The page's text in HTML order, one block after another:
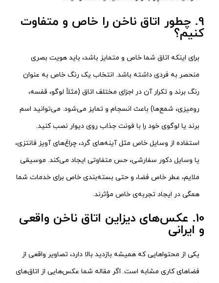
9. چطور اتاق ناخن را خاص و متفاوت
کنیم؟
برای اینکه اتاق شما خاص و متمایز باشد، باید هویت بصری
منحصر به فردی داشته باشد. انتخاب یک رنگ خاص به عنوان
رنگ برند و تکرار آن در اجزای مختلف اتاق (مثلاً لوگو، قفسه،
رومیزی، شمع‌ها) باعث انسجام و تمایز می‌شود. می‌توانید اسم
برند یا لوگوی خود را با فونت جذاب روی دیوار نصب کنید.
استفاده از وسایل خاص مثل آینه‌های گرد، چراغ‌های آویز فانتزی،
یا وسایل دکور سفارشی، حس متفاوتی ایجاد می‌کند. موسیقی
ملایم، عطر خاص فضا، و حتی بسته‌بندی خاص برای خدمات شما
همگی در ایجاد تجربه‌ی خاص مؤثرند.
10. عکس‌های دیزاین اتاق ناخن واقعی
و ایرانی
یکی از محتواهایی که همیشه بازدید بالا دارد، تصاویر واقعی از
فضاهای کاری مشابه است. اگر مقاله شما عکس‌هایی از اتاق‌های